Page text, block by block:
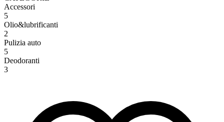
Accessori
5
Olio&lubrificanti
2
Pulizia auto
5
Deodoranti
3